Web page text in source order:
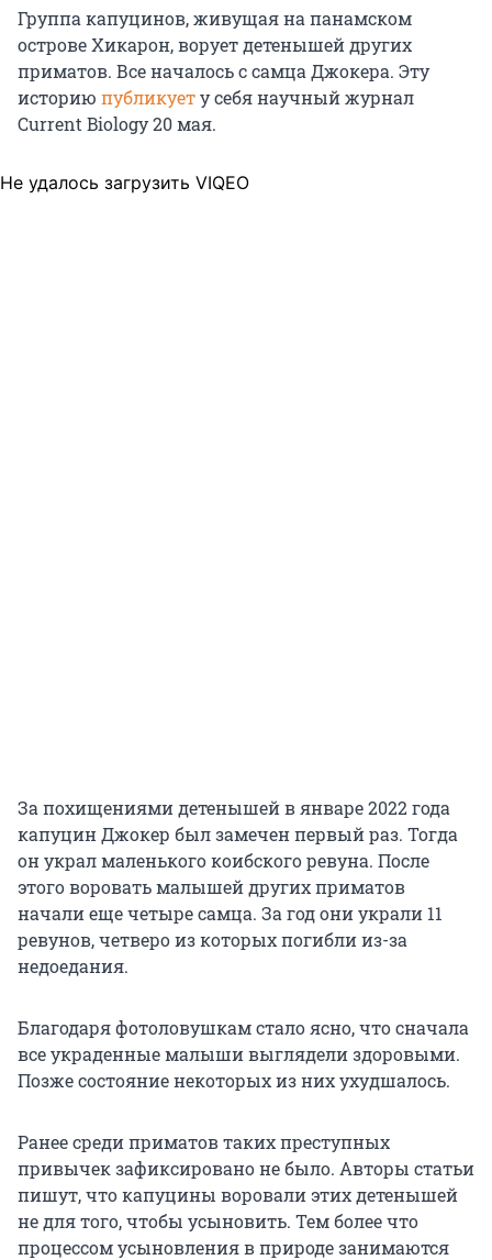
Группа капуцинов, живущая на панамском
острове Хикарон, ворует детенышей других
приматов. Все началось с самца Джокера. Эту
историю публикуету себя научный журнал
Current Biology 20 мая.
Не удалось загрузить VIQEO
За похищениями детенышей в январе 2022 года
капуцин Джокер был замечен первый раз. Тогда
он украл маленького коибского ревуна. После
этого воровать малышей других приматов
начали еще четыре самца. За год они украли 11
ревунов, четверо из которых погибли из-за
недоедания.
Благодаря фотоловушкам стало ясно, что сначала
все украденные малыши выглядели здоровыми.
Позже состояние некоторых из них ухудшалось.
Ранее среди приматов таких преступных
привычек зафиксировано не было. Авторы статьи
пишут, что капуцины воровали этих детенышей
не для того, чтобы усыновить. Тем более что
процессом усыновления в природе занимаются